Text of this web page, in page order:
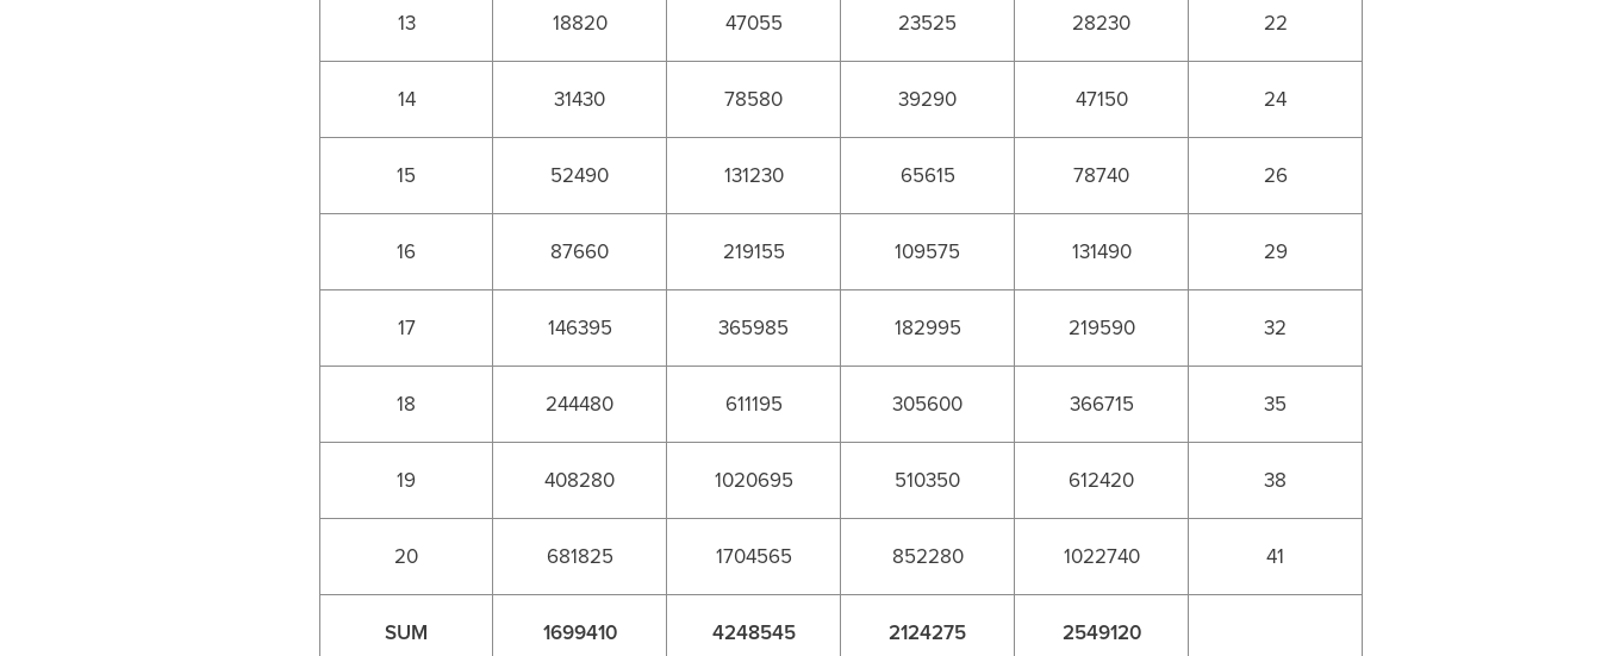
13 18820 47055 23525 28230 22
14 31430 78580 39290 47150 24
15 52490 131230 65615 78740 26
16 87660 219155 109575 131490 29
17 146395 365985 182995 219590 32
18 244480 611195 305600 366715 35
19 408280 1020695 510350 612420 38
20 681825 1704565 852280 1022740 41
SUM 1699410 4248545 2124275 2549120